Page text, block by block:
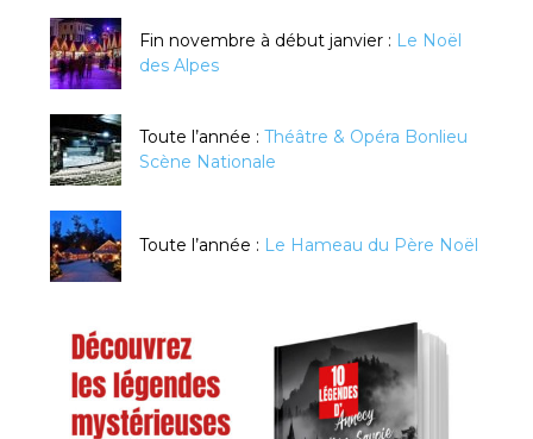
Fin novembre à début janvier : Le Noël
des Alpes
Toute l’année : Théâtre & Opéra Bonlieu
Scène Nationale
Toute l’année : Le Hameau du Père Noël